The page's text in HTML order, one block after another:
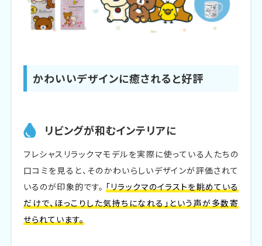
かわいいデザインに癒されると好評
リビングが和むインテリアに
フレシャスリラックマモデルを実際に使っている人たちの
口コミを見ると、そのかわいらしいデザインが評価されて
いるのが印象的です。 「リラックマのイラストを眺めている
だけで、ほっこりした気持ちになれる」という声が多数寄
せられています。